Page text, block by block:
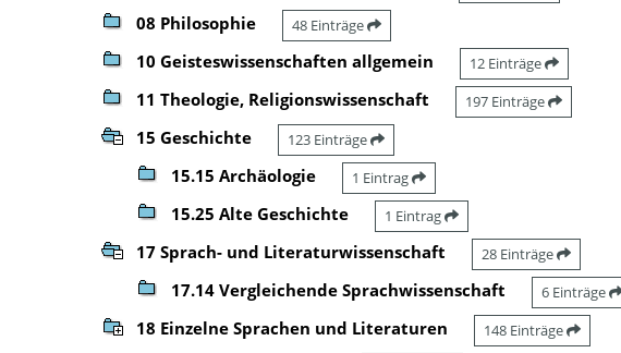
08 Philosophie 48 Einträge
10 Geisteswissenschaften allgemein 12 Einträge
11 Theologie, Religionswissenschaft 197 Einträge
15 Geschichte 123 Einträge
15.15 Archäologie 1 Eintrag
15.25 Alte Geschichte 1 Eintrag
17 Sprach- und Literaturwissenschaft 28 Einträge
17.14 Vergleichende Sprachwissenschaft 6 Einträge
18 Einzelne Sprachen und Literaturen 148 Einträge